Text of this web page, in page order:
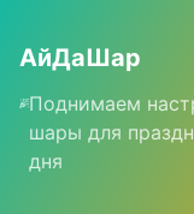
Контакты
Админ
АйДаШар
Поднимаем
шары для
дня